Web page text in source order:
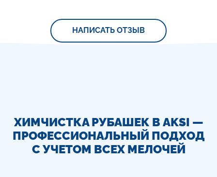
ідеально
чистим. І
советую
данную
НАПИСАТЬ ОТЗЫВ
ХИМЧИСТКА РУБАШЕК В AKSI —
ПРОФЕССИОНАЛЬНЫЙ ПОДХОД
С УЧЕТОМ ВСЕХ МЕЛОЧЕЙ